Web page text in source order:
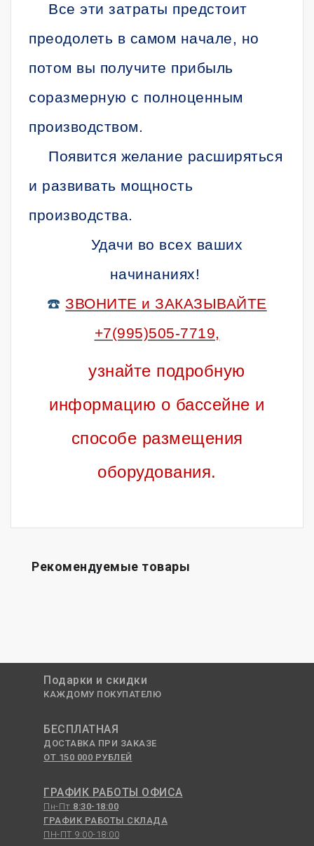
Все эти затраты предстоит
преодолеть в самом начале, но
потом вы получите прибыль
соразмерную с полноценным
производством.
Появится желание расширяться
и развивать мощность
производства.
Удачи во всех ваших
начинаниях!
☎️ ЗВОНИТЕ и ЗАКАЗЫВАЙТЕ
+7(995)505-7719,
узнайте подробную
информацию о бассейне и
способе размещения
оборудования.
Рекомендуемые товары
Подарки и скидки
КАЖДОМУ ПОКУПАТЕЛЮ
БЕСПЛАТНАЯ
ДОСТАВКА ПРИ ЗАКАЗЕ
ОТ 150 000 РУБЛЕЙ
ГРАФИК РАБОТЫ ОФИСА
Пн-Пт 8:30-18:00
ГРАФИК РАБОТЫ СКЛАДА
ПН-ПТ 9:00-18:00